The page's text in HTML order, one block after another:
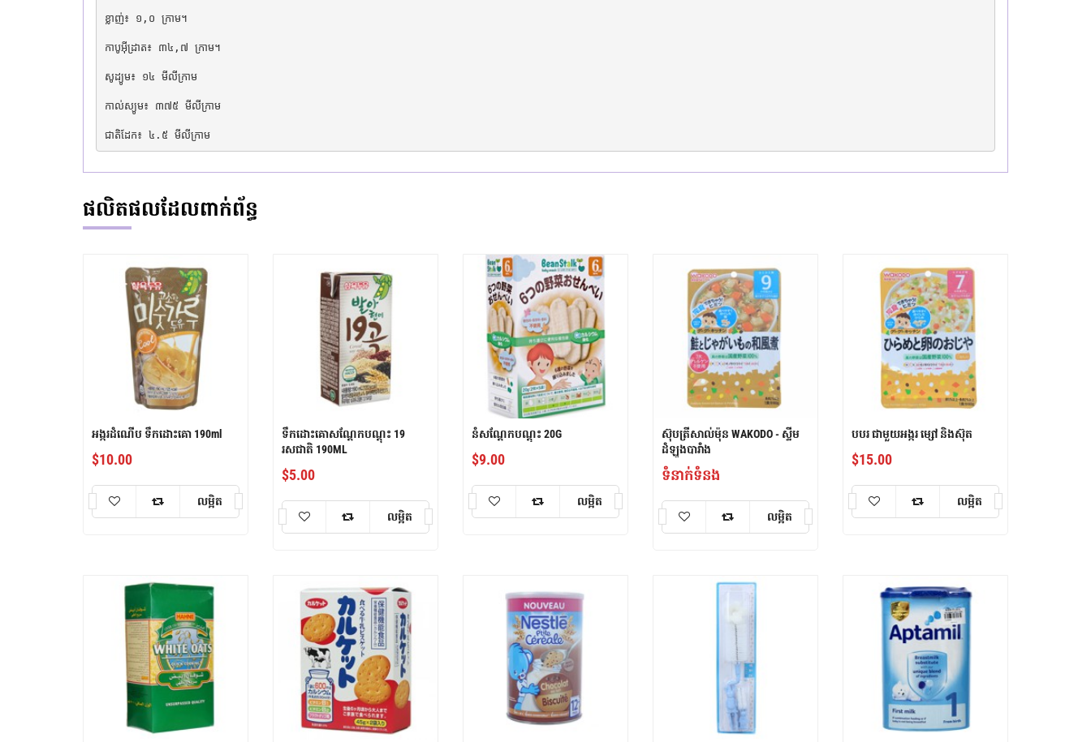
ខ្លាញ់៖ ១,០ ក្រាម។
កាបូអ៊ីដ្រាត៖ ៣៤,៧ ក្រាម។
សូដ្យូម៖ ១៤ មីលីក្រាម
កាល់ស្យូម៖ ៣៧៥ មីលីក្រាម
ជាតិដែក៖ ៤.៥ មីលីក្រាម
ផលិតផលដែលពាក់ព័ន្ធ
អង្ករដំណើប ទឹកដោះគោ 190ml
$10.00
លម្អិត
ទឹកដោះគោសណ្តែកបណ្តុះ 19
រសជាតិ 190ML
$5.00
លម្អិត
នំសណ្តែកបណ្តុះ 20G
$9.00
លម្អិត
ស៊ុបត្រីសាល់ម៉ុន WAKODO - ស្ទីម
ដំឡូងបារាំង
ទំនាក់ទំនង
លម្អិត
បបរ ជាមួយអង្ករ ម្សៅ និងស៊ុត
$15.00
លម្អិត